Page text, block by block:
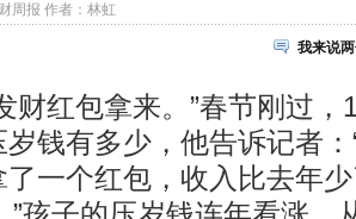
周报 作者：林虹
我来说
红包拿来。”春节刚过，
钱有多少，他告诉记者
一个红包，收入比去年